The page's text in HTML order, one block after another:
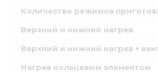
Количество режимов
Верхний и нижний нагрев
Верхний и нижний нагрев +
Нагрев кольцевым элементом